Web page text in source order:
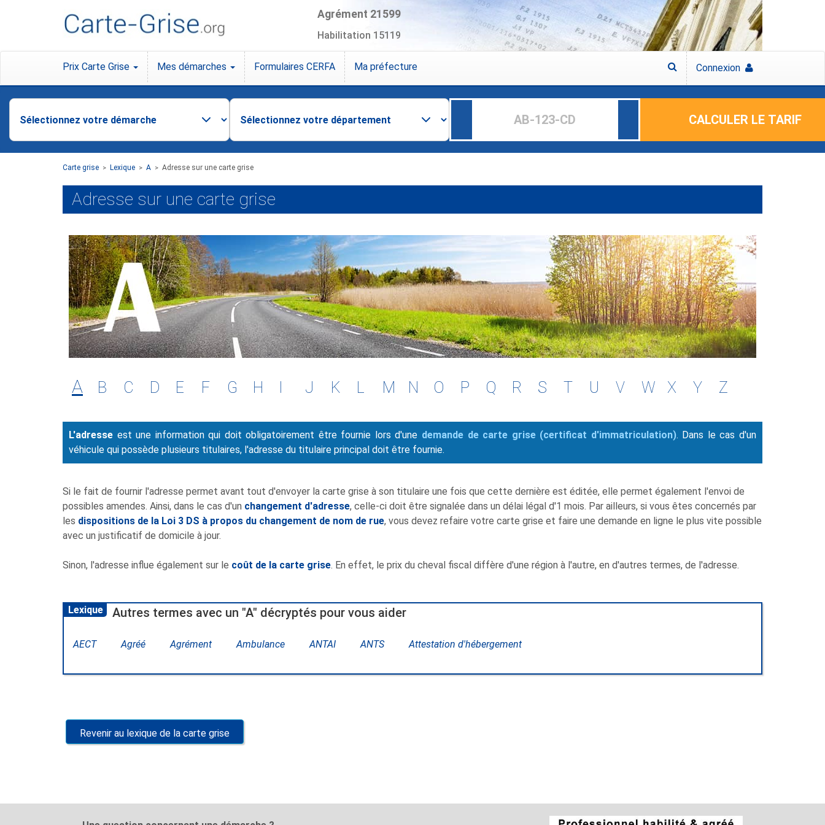
Agrément 21599
Habilitation 15119
Prix Carte Grise Mes démarches Formulaires CERFA Ma préfecture Connexion
CALCULER LE TARIF
Carte grise > Lexique > A > Adresse sur une carte grise
Adresse sur une carte grise
A B C D E F G H J K L M N O P Q R S T U V W X Y Z
L'adresse est une information qui doit obligatoirement être fournie lors d'une demande de carte grise (certificat d'immatriculation). Dans le cas d'un
véhicule qui possède plusieurs titulaires, l'adresse du titulaire principal doit être fournie.
Si le fait de fournir l'adresse permet avant tout d'envoyer la carte grise à son titulaire une fois que cette dernière est éditée, elle permet également l'envoi de
possibles amendes. Ainsi, dans le cas d'un changement d'adresse, celle-ci doit être signalée dans un délai légal d'1 mois. Par ailleurs, si vous êtes concernés par
les dispositions de la Loi 3 DS à propos du changement de nom de rue, vous devez refaire votre carte grise et faire une demande en ligne le plus vite possible
avec un justificatif de domicile à jour.
Sinon, l'adresse influe également sur le coût de la carte grise. En effet, le prix du cheval fiscal diffère d'une région à l'autre, en d'autres termes, de l'adresse.
Lexique Autres termes avec un "A" décryptés pour vous aider
AECT Agréé Agrément Ambulance ANTAI ANTS Attestation d'hébergement
Revenir au lexique de la carte grise